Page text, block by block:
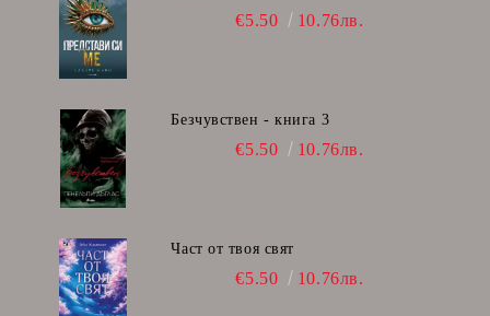
€5.50 10.76лв.
Безчувствен - книга 3
€5.50 10.76лв.
Част от твоя свят
€5.50 10.76лв.